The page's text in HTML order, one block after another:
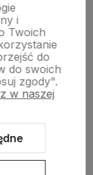
Modern 3.0™
i
Twoich
do
do swoich
zgody".
w naszej